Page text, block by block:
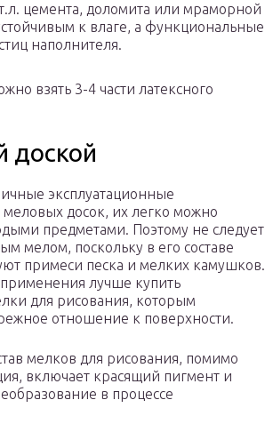
цемента, доломита или мраморной
к влаге, а функциональные
наполнителя.
взять 3-4 части латексного
доской
эксплуатационные
меловых досок, их легко можно
предметами. Поэтому не следует
мелом, поскольку в его составе
примеси песка и мелких камушков.
лучше купить
для рисования, которым
отношение к поверхности.
мелков для рисования, помимо
включает красящий пигмент и
в процессе